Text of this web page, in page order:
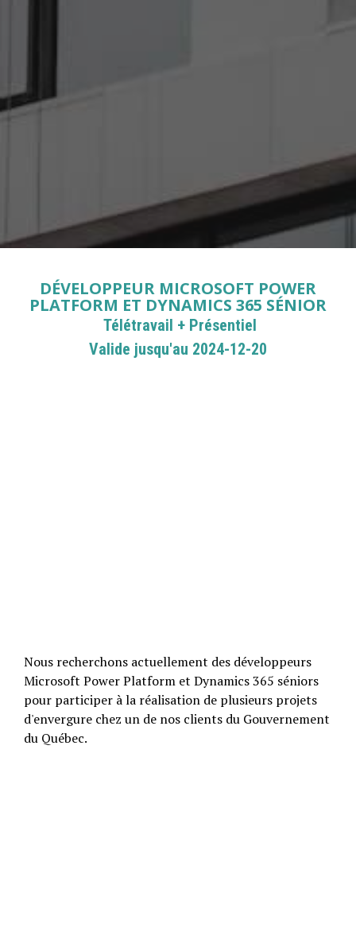
DÉVELOPPEUR MICROSOFT POWER
PLATFORM ET DYNAMICS 365 SÉNIOR
Télétravail + Présentiel
Valide jusqu'au 2024-12-20
Nous recherchons actuellement des développeurs
Microsoft Power Platform et Dynamics 365 séniors
pour participer à la réalisation de plusieurs projets
d'envergure chez un de nos clients du Gouvernement
du Québec.